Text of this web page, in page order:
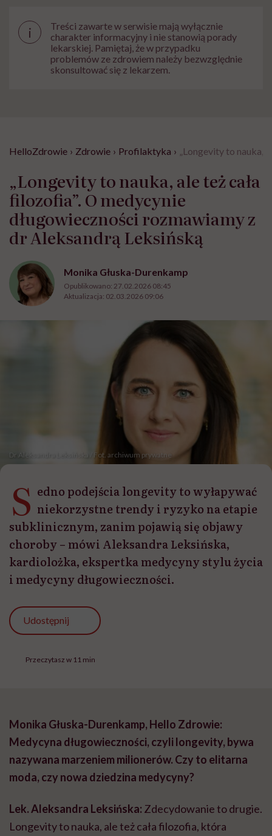
i
Treści zawarte w serwisie mają wyłącznie
charakter informacyjny i nie stanowią porady
lekarskiej. Pamiętaj, że w przypadku
problemów ze zdrowiem należy bezwzględnie
skonsultować się z lekarzem.
HelloZdrowie › Zdrowie › Profilaktyka › „Longevity to nauka,
„Longevity to nauka, ale też cała
filozofia”. O medycynie
długowieczności rozmawiamy z
dr Aleksandrą Leksińską
Monika Głuska-Durenkamp
Opublikowano: 27.02.2026 08:45
Aktualizacja: 02.03.2026 09:06
Dr Aleksandra Leksińska / Fot. archiwum prywatne
S edno podejścia longevity to wyłapywać
niekorzystne trendy i ryzyko na etapie
subklinicznym, zanim pojawią się objawy
choroby – mówi Aleksandra Leksińska,
kardiolożka, ekspertka medycyny stylu życia
i medycyny długowieczności.
Udostępnij
Przeczytasz w 11 min
Monika Głuska-Durenkamp, Hello Zdrowie:
Medycyna długowieczności, czyli longevity, bywa
nazywana marzeniem milionerów. Czy to elitarna
moda, czy nowa dziedzina medycyny?
Lek. Aleksandra Leksińska: Zdecydowanie to drugie.
Longevity to nauka, ale też cała filozofia, która